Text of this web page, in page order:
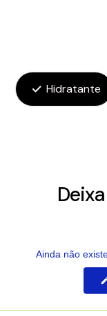
Hidratante
Ainda não